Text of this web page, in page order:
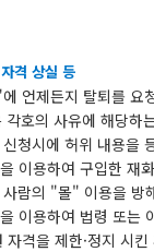
격 상실 등
언제든지 탈퇴를 요
각호의 사유에 해당하
청시에 허위 내용을
이용하여 구입한 재
사람의 "몰" 이용을 방
이용하여 법령 또는
격을 제한·정지 시